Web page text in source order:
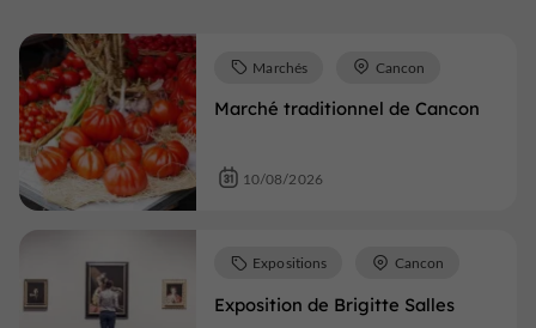
Marché traditionnel de Cancon
Marchés Cancon
10/08/2026
Exposition de Brigitte Salles
Expositions Cancon